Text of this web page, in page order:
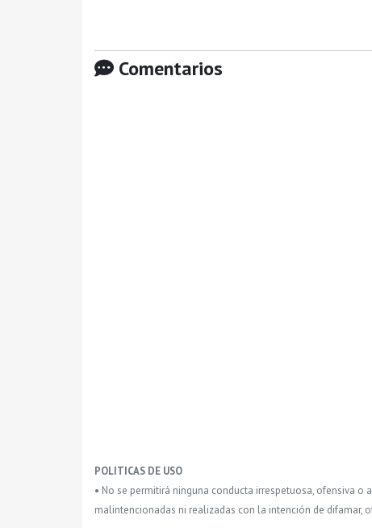
Comentarios
POLITICAS DE USO
• No se permitirá ninguna conducta irrespetuosa, ofensiva o
malintencionadas ni realizadas con la intención de difamar,